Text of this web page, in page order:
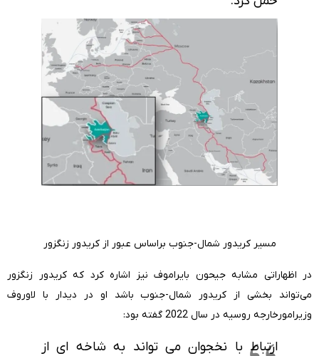
مسیر کریدور شمال-جنوب براساس عبور از کریدور زنگزور
در اظهاراتی مشابه جیحون بایراموف نیز اشاره کرد که کریدور زنگزور
می‌تواند بخشی از کریدور شمال-جنوب باشد او در دیدار با لاوروف
وزیرامورخارجه روسیه در سال 2022 گفته بود:
ارتباط با نخجوان می تواند به شاخه ای از